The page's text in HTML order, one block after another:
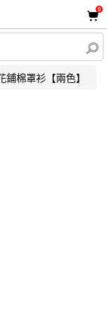
0
鋪棉罩衫【兩色】